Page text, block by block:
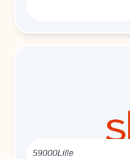
59000Lille